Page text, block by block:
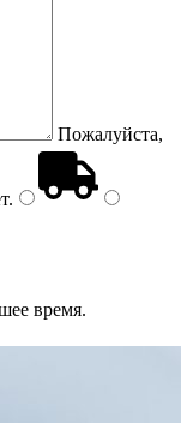
Пожалуйста,
.
время.